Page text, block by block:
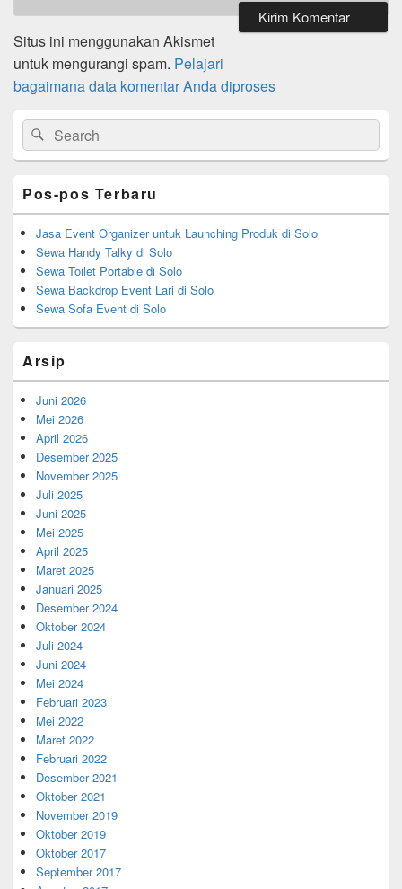
Situs ini menggunakan Akismet
untuk mengurangi spam. Pelajari
bagaimana data komentar Anda diproses
Primary
Sidebar
Widget
Area
Search
for:
Search
Pos-pos Terbaru
Jasa Event Organizer untuk Launching Produk di Solo
Sewa Handy Talky di Solo
Sewa Toilet Portable di Solo
Sewa Backdrop Event Lari di Solo
Sewa Sofa Event di Solo
Arsip
Juni 2026
Mei 2026
April 2026
Desember 2025
November 2025
Juli 2025
Juni 2025
Mei 2025
April 2025
Maret 2025
Januari 2025
Desember 2024
Oktober 2024
Juli 2024
Juni 2024
Mei 2024
Februari 2023
Mei 2022
Maret 2022
Februari 2022
Desember 2021
Oktober 2021
November 2019
Oktober 2019
Oktober 2017
September 2017